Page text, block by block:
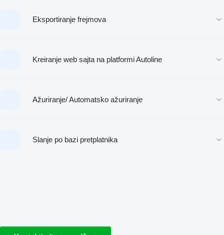
Eksportiranje frejmova
Kreiranje web sajta na platformi Autoline
Ažuriranje/ Automatsko ažuriranje
Slanje po bazi pretplatnika